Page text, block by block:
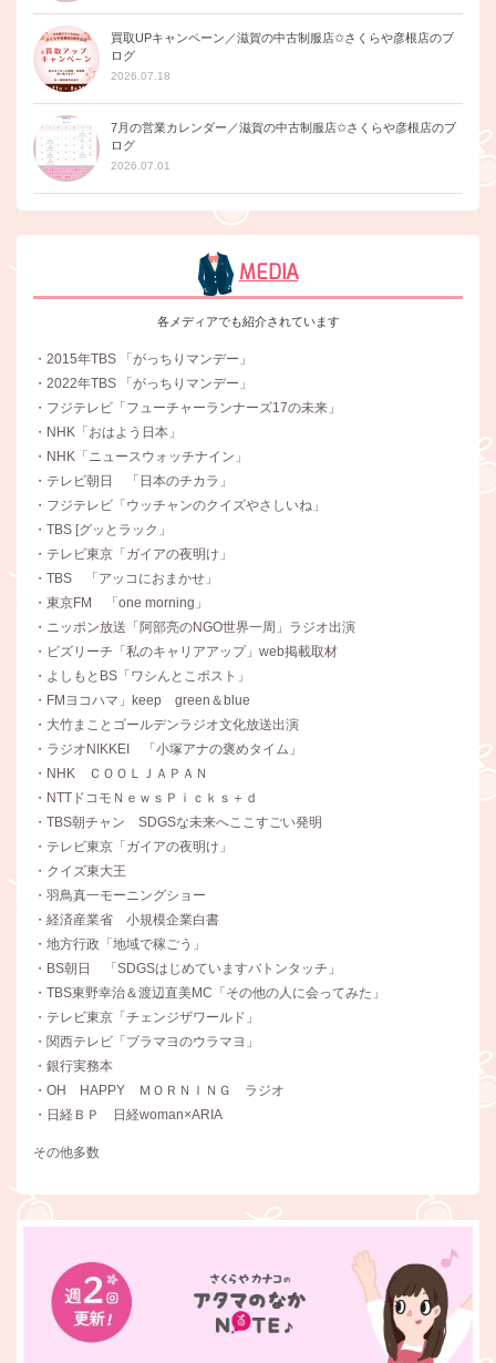
買取UPキャンペーン／滋賀の中古制服店✩さくらや彦根店のブ
ログ
2026.07.18
7月の営業カレンダー／滋賀の中古制服店✩さくらや彦根店のブ
ログ
2026.07.01
MEDIA
各メディアでも紹介されています
・2015年TBS 「がっちりマンデー」
・2022年TBS 「がっちりマンデー」
・フジテレビ「フューチャーランナーズ17の未来」
・NHK「おはよう日本」
・NHK「ニュースウォッチナイン」
・テレビ朝日 「日本のチカラ」
・フジテレビ「ウッチャンのクイズやさしいね」
・TBS [グッとラック」
・テレビ東京「ガイアの夜明け」
・TBS 「アッコにおまかせ」
・東京FM 「one morning」
・ニッポン放送「阿部亮のNGO世界一周」ラジオ出演
・ビズリーチ「私のキャリアアップ」web掲載取材
・よしもとBS「ワシんとこポスト」
・FMヨコハマ」keep green＆blue
・大竹まことゴールデンラジオ文化放送出演
・ラジオNIKKEI 「小塚アナの褒めタイム」
・NHK ＣＯＯＬＪＡＰＡＮ
・NTTドコモＮｅｗｓＰｉｃｋｓ＋ｄ
・TBS朝チャン SDGSな未来へここすごい発明
・テレビ東京「ガイアの夜明け」
・クイズ東大王
・羽鳥真一モーニングショー
・経済産業省 小規模企業白書
・地方行政「地域で稼ごう」
・BS朝日 「SDGSはじめていますバトンタッチ」
・TBS東野幸治＆渡辺直美MC「その他の人に会ってみた」
・テレビ東京「チェンジザワールド」
・関西テレビ「ブラマヨのウラマヨ」
・銀行実務本
・OH HAPPY ＭＯＲＮＩＮＧ ラジオ
・日経ＢＰ 日経woman×ARIA
その他多数